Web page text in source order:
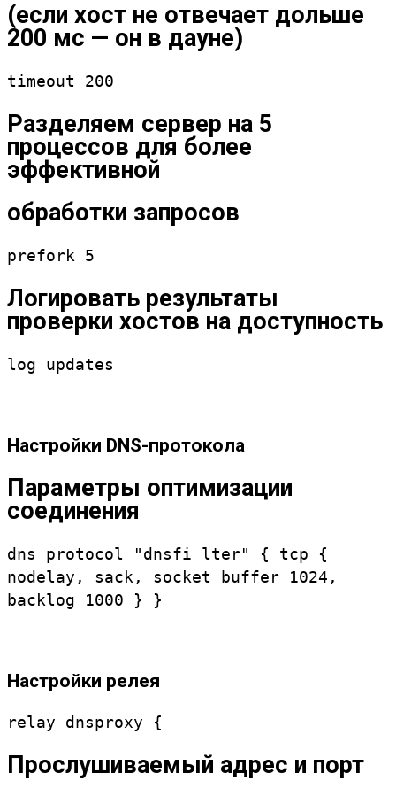
(если хост не отвечает дольше
200 мс — он в дауне)
timeout 200
Разделяем сервер на 5
процессов для более
эффективной
обработки запросов
prefork 5
Логировать результаты
проверки хостов на доступность
log updates
Настройки DNS-протокола
Параметры оптимизации
соединения
dns protocol "dnsfi lter" { tcp {
nodelay, sack, socket buffer 1024,
backlog 1000 } }
Настройки релея
relay dnsproxy {
Прослушиваемый адрес и порт